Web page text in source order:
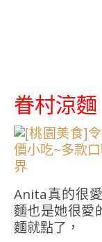
眷村涼麵
Anita真的很
麵也是她很愛
麵就點了，